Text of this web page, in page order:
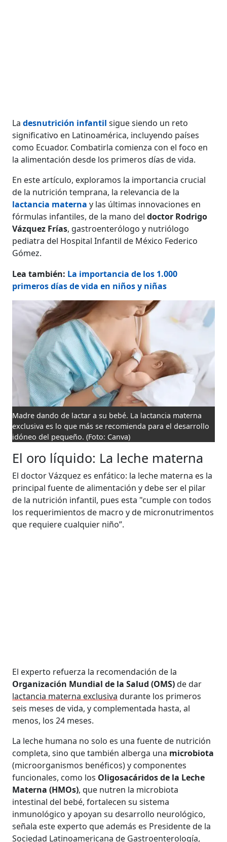
Ladesnutrición infantil sigue siendo un reto
significativo en Latinoamérica, incluyendo países
como Ecuador. Combatirla comienza con el foco en
la alimentación desde los primeros días de vida.
En este artículo, exploramos la importancia crucial
de la nutrición temprana, la relevancia de la
lactancia materna y las últimas innovaciones en
fórmulas infantiles, de la mano deldoctor Rodrigo
Vázquez Frías, gastroenterólogo y nutriólogo
pediatra del Hospital Infantil de México Federico
Gómez.
Lea también: La importancia de los 1.000
primeros días de vida en niños y niñas
Madre dando de lactar a su bebé. La lactancia materna
exclusiva es lo que más se recomienda para el desarrollo
idóneo del pequeño. (Foto: Canva)
El oro líquido: La leche materna
El doctor Vázquez es enfático: la leche materna es la
principal fuente de alimentación y debe ser el pilar
de la nutrición infantil, pues esta "cumple con todos
los requerimientos de macro y de micronutrimentos
que requiere cualquier niño”.
El experto refuerza la recomendación de la
Organización Mundial de la Salud (OMS)de dar
lactancia materna exclusiva durante los primeros
seis meses de vida, y complementada hasta, al
menos, los 24 meses.
La leche humana no solo es una fuente de nutrición
completa, sino que también alberga una microbiota
(microorganismos benéficos) y componentes
funcionales, como los Oligosacáridos de la Leche
Materna (HMOs), que nutren la microbiota
intestinal del bebé, fortalecen su sistema
inmunológico y apoyan su desarrollo neurológico,
señala este experto que además es Presidente de la
Sociedad Latinoamericana de Gastroenterología,